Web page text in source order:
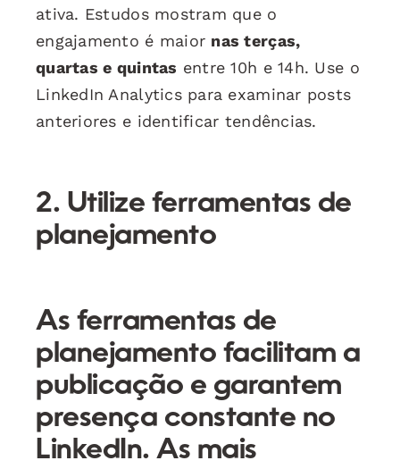
ativa. Estudos mostram que o
engajamento é maior nas terças,
quartas e quintas entre 10h e 14h. Use o
LinkedIn Analytics para examinar posts
anteriores e identificar tendências.
2. Utilize ferramentas de
planejamento
As ferramentas de
planejamento facilitam a
publicação e garantem
presença constante no
LinkedIn. As mais